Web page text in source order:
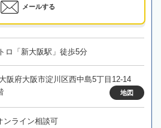
メールする
ロ「新大阪駅」徒歩5分
阪府大阪市淀川区西中島5丁目12-14
地図
ンライン相談可